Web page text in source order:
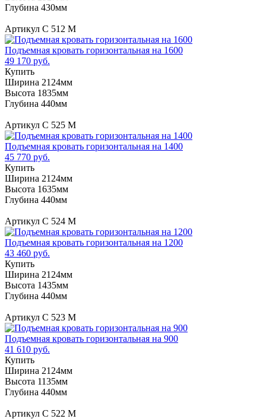
Глубина 430мм
Артикул С 512 М
Подъемная кровать горизонтальная на 1600
49 170 руб.
Купить
Ширина 2124мм
Высота 1835мм
Глубина 440мм
Артикул С 525 М
Подъемная кровать горизонтальная на 1400
45 770 руб.
Купить
Ширина 2124мм
Высота 1635мм
Глубина 440мм
Артикул С 524 М
Подъемная кровать горизонтальная на 1200
43 460 руб.
Купить
Ширина 2124мм
Высота 1435мм
Глубина 440мм
Артикул С 523 М
Подъемная кровать горизонтальная на 900
41 610 руб.
Купить
Ширина 2124мм
Высота 1135мм
Глубина 440мм
Артикул С 522 М